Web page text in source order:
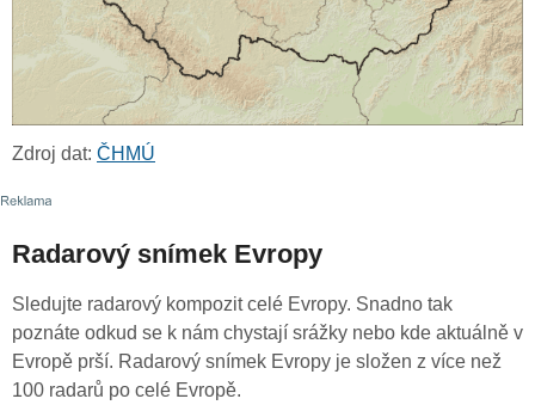
Zdroj dat: ČHMÚ
Radarový snímek Evropy
Sledujte radarový kompozit celé Evropy. Snadno tak
poznáte odkud se k nám chystají srážky nebo kde aktuálně v
Evropě prší. Radarový snímek Evropy je složen z více než
100 radarů po celé Evropě.